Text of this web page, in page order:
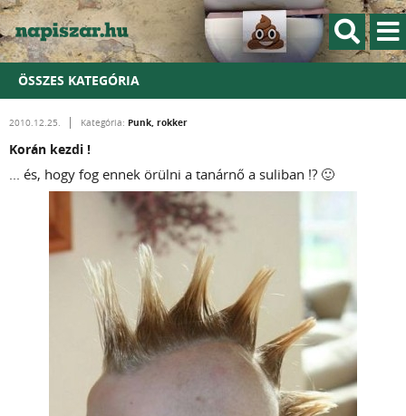
ÖSSZES KATEGÓRIA
2010.12.25. Kategória: Punk, rokker
Korán kezdi !
... és, hogy fog ennek örülni a tanárnő a suliban !? 🙂